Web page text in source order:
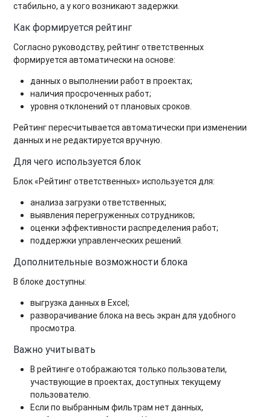
стабильно, а у кого возникают задержки.
Как формируется рейтинг
Согласно руководству, рейтинг ответственных
формируется автоматически на основе:
данных о выполнении работ в проектах;
наличия просроченных работ;
уровня отклонений от плановых сроков.
Рейтинг пересчитывается автоматически при изменении
данных и не редактируется вручную.
Для чего используется блок
Блок «Рейтинг ответственных» используется для:
анализа загрузки ответственных;
выявления перегруженных сотрудников;
оценки эффективности распределения работ;
поддержки управленческих решений.
Дополнительные возможности блока
В блоке доступны:
выгрузка данных в Excel;
разворачивание блока на весь экран для удобного
просмотра.
Важно учитывать
В рейтинге отображаются только пользователи,
участвующие в проектах, доступных текущему
пользователю.
Если по выбранным фильтрам нет данных,